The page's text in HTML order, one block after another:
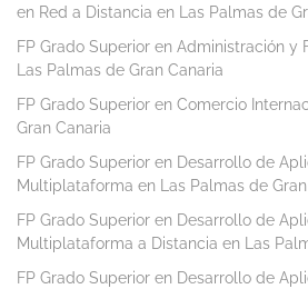
en Red a Distancia en Las Palmas de
FP Grado Superior en Administración y
Las Palmas de Gran Canaria
FP Grado Superior en Comercio
Gran Canaria
FP Grado Superior en Desarrollo de
Multiplataforma en Las Palmas de
FP Grado Superior en Desarrollo de
Multiplataforma a Distancia en Las
FP Grado Superior en Desarrollo de